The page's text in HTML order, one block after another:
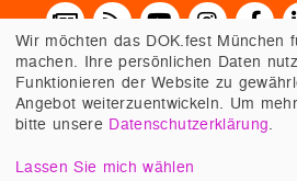
Wir möchten das DOK.fest München
machen. Ihre persönlichen Daten
Funktionieren der Website zu
Angebot weiterzuentwickeln. Um
bitte unsere Datenschutzerklärung.
Lassen Sie mich wählen